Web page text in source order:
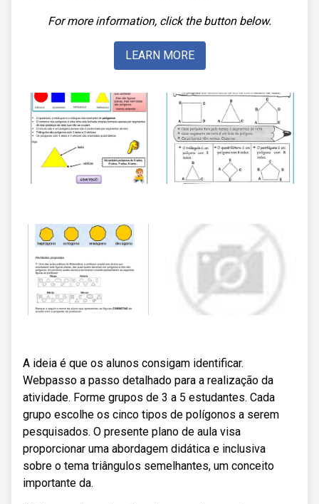
For more information, click the button below.
LEARN MORE
A ideia é que os alunos consigam identificar.
Webpasso a passo detalhado para a realização da
atividade. Forme grupos de 3 a 5 estudantes. Cada
grupo escolhe os cinco tipos de polígonos a serem
pesquisados. O presente plano de aula visa
proporcionar uma abordagem didática e inclusiva
sobre o tema triângulos semelhantes, um conceito
importante da.